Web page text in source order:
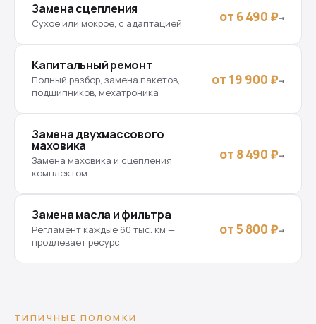
Замена сцепления
Сухое или мокрое, с адаптацией от 6 490 ₽→
Капитальный ремонт
Полный разбор, замена пакетов,
подшипников, мехатроника
от 19 900 ₽→
Замена двухмассового
маховика
Замена маховика и сцепления
комплектом
от 8 490 ₽→
Замена масла и фильтра
Регламент каждые 60 тыс. км —
продлевает ресурс
от 5 800 ₽→
ТИПИЧНЫЕ ПОЛОМКИ